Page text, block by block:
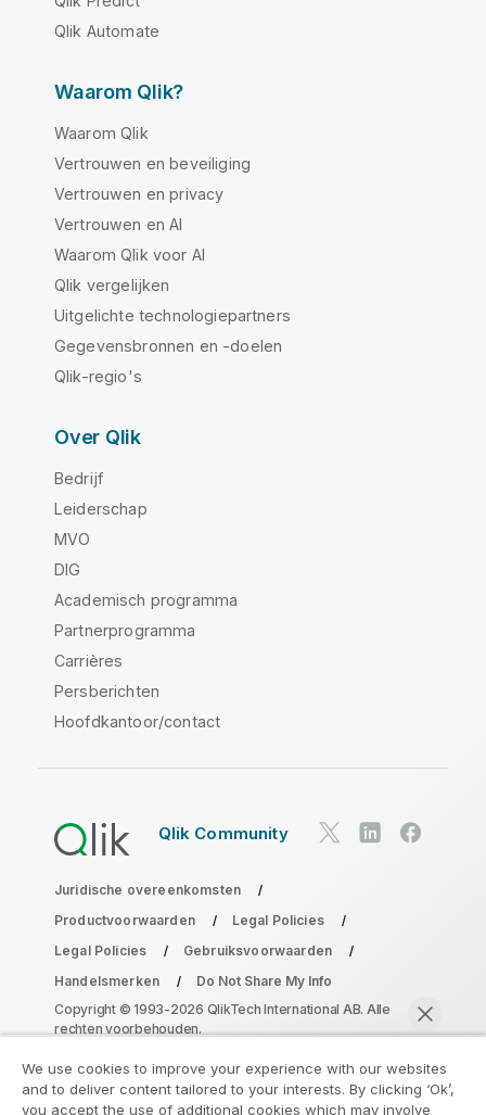
Qlik Automate
Waarom Qlik?
Waarom Qlik
Vertrouwen en beveiliging
Vertrouwen en privacy
Vertrouwen en AI
Waarom Qlik voor AI
Qlik vergelijken
Uitgelichte technologiepartners
Gegevensbronnen en -doelen
Qlik-regio's
Over Qlik
Bedrijf
Leiderschap
MVO
DIG
Academisch programma
Partnerprogramma
Carrières
Persberichten
Hoofdkantoor/contact
Qlik Community
Juridische overeenkomsten
Productvoorwaarden
Legal Policies
Legal Policies
Gebruiksvoorwaarden
Handelsmerken
Do Not Share My Info
Copyright © 1993-2026 QlikTech International AB. Alle
rechten voorbehouden.
Neem deel aan het Analytics
We use cookies to improve your experience with our websites
and to deliver content tailored to your interests. By clicking ‘Ok’,
you accept the use of additional cookies which may involve